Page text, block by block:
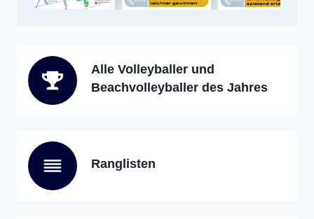
Alle Volleyballer und
Beachvolleyballer des Jahres
Ranglisten